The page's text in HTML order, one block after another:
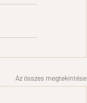
Az összes megtekintése